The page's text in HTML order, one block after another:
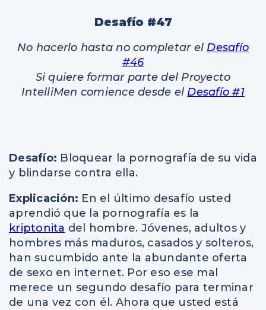
Desafío #47
No hacerlo hasta no completar el Desafío
#46
Si quiere formar parte del Proyecto
IntelliMen comience desde el Desafío #1
Desafío: Bloquear la pornografía de su vida
y blindarse contra ella.
Explicación: En el último desafío usted
aprendió que la pornografía es la
kriptonita del hombre. Jóvenes, adultos y
hombres más maduros, casados y solteros,
han sucumbido ante la abundante oferta
de sexo en internet. Por eso ese mal
merece un segundo desafío para terminar
de una vez con él. Ahora que usted está